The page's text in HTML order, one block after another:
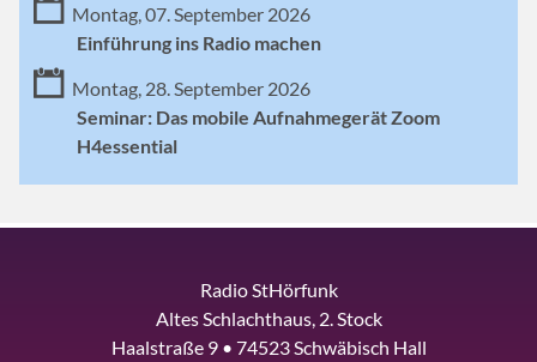
Montag, 07. September 2026
Einführung ins Radio machen
Montag, 28. September 2026
Seminar: Das mobile Aufnahmegerät Zoom
H4essential
Radio StHörfunk
Altes Schlachthaus, 2. Stock
Haalstraße 9 • 74523 Schwäbisch Hall